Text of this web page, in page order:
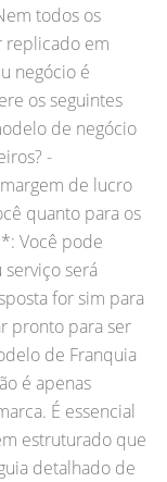
todos os
replicado em
negócio é
os seguintes
de negócio
-
de lucro
quanto para os
Você pode
será
for sim para
pronto para ser
de Franquia
é apenas
É essencial
estruturado que
detalhado de